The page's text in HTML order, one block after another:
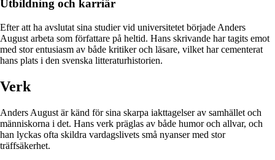
Utbildning och karriär
Efter att ha avslutat sina studier vid universitetet började Anders
August arbeta som författare på heltid. Hans skrivande har tagits emot
med stor entusiasm av både kritiker och läsare, vilket har cementerat
hans plats i den svenska litteraturhistorien.
Verk
Anders August är känd för sina skarpa iakttagelser av samhället och
människorna i det. Hans verk präglas av både humor och allvar, och
han lyckas ofta skildra vardagslivets små nyanser med stor
träffsäkerhet.